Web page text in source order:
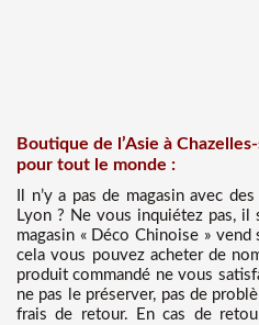
Boutique de l’Asie à
pour tout le monde :
Il n’y a pas de magasin avec
Lyon ? Ne vous inquiétez pas, il
magasin « Déco Chinoise »
cela vous pouvez acheter de
produit commandé ne vous
ne pas le préserver, pas de
frais de retour. En cas de